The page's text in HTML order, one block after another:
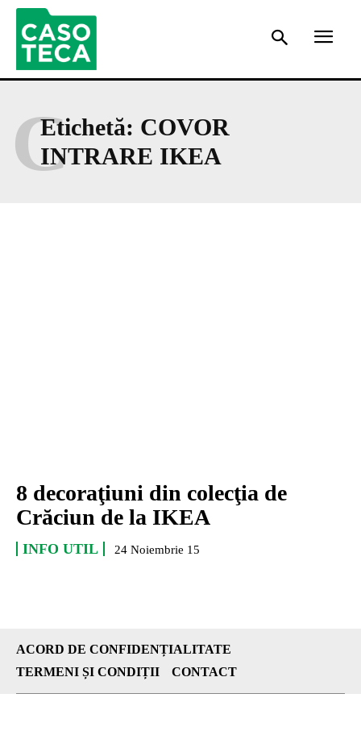
Etichetă: COVOR
INTRARE IKEA
C
8 decoraţiuni din colecţia de
Crăciun de la IKEA
INFO UTIL 24 Noiembrie 15
ACORD DE CONFIDENȚIALITATE
TERMENI ȘI CONDIȚII
CONTACT